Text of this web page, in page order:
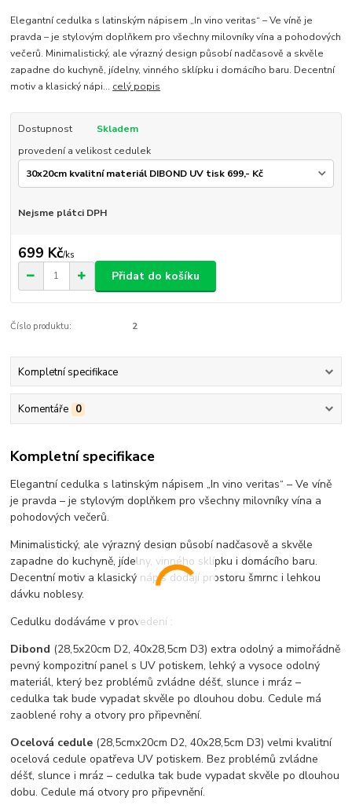
Elegantní cedulka s latinským nápisem „In vino veritas“ – Ve víně je
pravda – je stylovým doplňkem pro všechny milovníky vína a pohodových
večerů. Minimalistický, ale výrazný design působí nadčasově a skvěle
zapadne do kuchyně, jídelny, vinného sklípku i domácího baru. Decentní
motiv a klasický nápi... celý popis
Dostupnost
Skladem
provedení a velikost cedulek
Nejsme plátci DPH
699 Kč/ks
Přidat do košíku
Číslo produktu: 2
Kompletní specifikace
Komentáře 0
Kompletní specifikace
Elegantní cedulka s latinským nápisem„In vino veritas“ –Ve víně
je pravda – je stylovým doplňkem pro všechny milovníky vína a
pohodových večerů.
Minimalistický, ale výrazný design působí nadčasově a skvěle
zapadne do kuchyně, jídelny, vinného sklípku i domácího baru.
Decentní motiv a klasický nápis dodají prostoru šmrnc i lehkou
dávku noblesy.
Cedulku dodáváme v provedení :
Dibond (28,5x20cm D2, 40x28,5cm D3) extra odolný a mimořádně
pevný kompozitní panel s UV potiskem, lehký a vysoce odolný
materiál, který bez problémů zvládne déšť, slunce i mráz –
cedulka tak bude vypadat skvěle po dlouhou dobu. Cedule má
zaoblené rohy a otvory pro připevnění.
Ocelová cedule (28,5cmx20cm D2, 40x28,5cm D3) velmi kvalitní
ocelová cedule opatřeva UV potiskem. Bez problémů zvládne
déšť, slunce i mráz – cedulka tak bude vypadat skvěle po dlouhou
dobu. Cedule má otvory pro připevnění.